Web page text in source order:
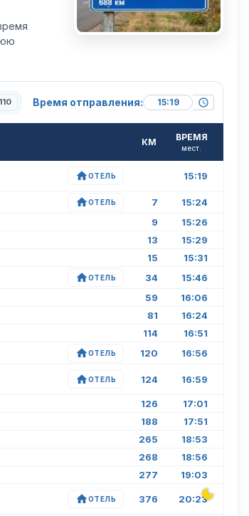
110 Время отправления:
КМ ВРЕМЯ
мест.
ОТЕЛЬ 15:19
ОТЕЛЬ 7 15:24
9 15:26
13 15:29
15 15:31
ОТЕЛЬ 34 15:46
59 16:06
81 16:24
114 16:51
ОТЕЛЬ 120 16:56
ОТЕЛЬ 124 16:59
126 17:01
188 17:51
265 18:53
268 18:56
277 19:03
ОТЕЛЬ 376 20:23